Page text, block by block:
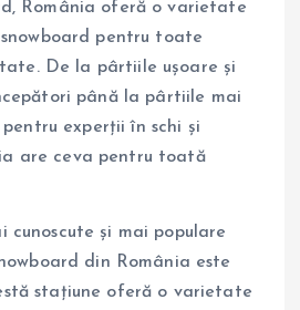
România oferă o varietate
pentru toate
De la pârtiile ușoare și
până la pârtiile mai
experții în schi și
are ceva pentru toată
cunoscute și mai populare
din România este
stațiune oferă o varietate